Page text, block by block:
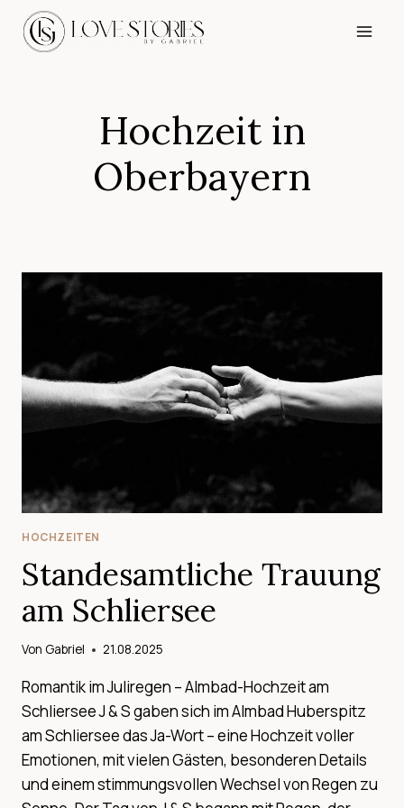
Zum
Inhalt
Hochzeit in
Oberbayern
HOCHZEITEN
Standesamtliche Trauung
am Schliersee
Von Gabriel 21.08.2025
Romantik im Juliregen – Almbad-Hochzeit am
Schliersee J & S gaben sich im Almbad Huberspitz
am Schliersee das Ja-Wort – eine Hochzeit voller
Emotionen, mit vielen Gästen, besonderen Details
und einem stimmungsvollen Wechsel von Regen zu